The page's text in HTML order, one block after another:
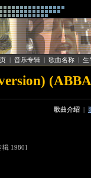
| 音乐专辑| 歌曲名称| 生
歌曲介绍 |
1980]